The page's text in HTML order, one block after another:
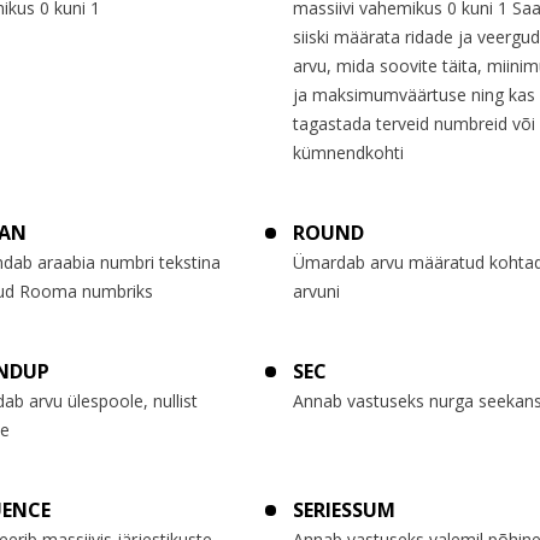
0 kuni 1
massiivi vahemikus 0 kuni 1
siiski määrata ridade ja
arvu, mida soovite täita,
ja maksimumväärtuse ning kas
tagastada terveid numbreid või
kümnendkohti
araabia numbri tekstina
Rooma numbriks
ROUND
Ümardab arvu määratud
arvuni
arvu ülespoole, nullist
SEC
Annab vastuseks nurga
SERIESSUM